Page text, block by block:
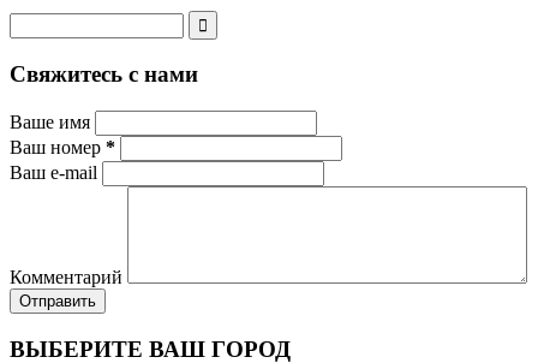
Свяжитесь с нами
Ваше имя
Ваш номер *
Ваш e-mail
Комментарий
ВЫБЕРИТЕ ВАШ ГОРОД